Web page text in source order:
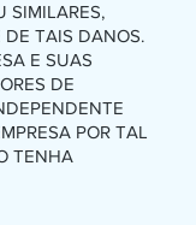
SIMILARES,
DE TAIS DANOS.
E SUAS
DE
POR TAL
TENHA